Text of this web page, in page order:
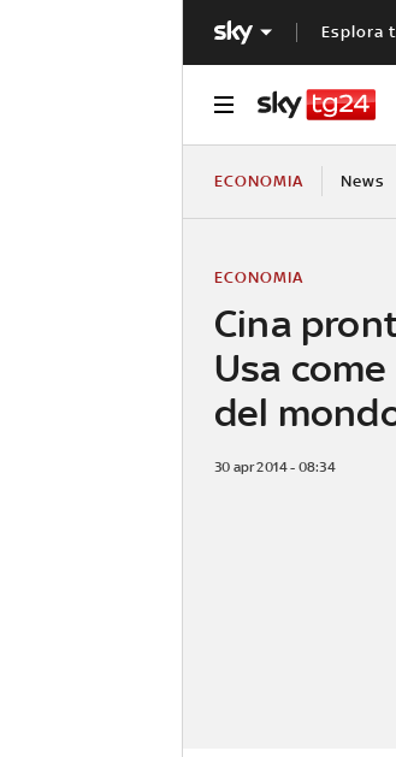
Esplora
ECONOMIA News
Cina
Usa
del
ECONOMIA
30 apr 2014 - 08:34